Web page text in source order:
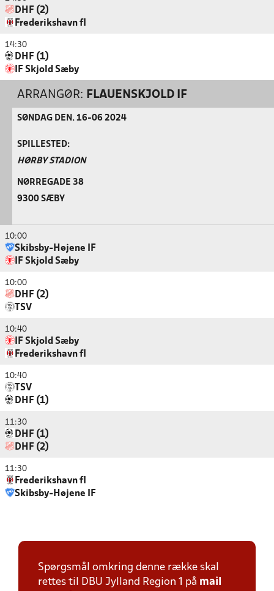
DHF (2)
Frederikshavn fI
14:30
DHF (1)
IF Skjold Sæby
ARRANGØR: FLAUENSKJOLD IF
SØNDAG DEN. 16-06 2024
SPILLESTED:
HØRBY STADION
NØRREGADE 38
9300 SÆBY
10:00
Skibsby-Højene IF
IF Skjold Sæby
10:00
DHF (2)
TSV
10:40
IF Skjold Sæby
Frederikshavn fI
10:40
TSV
DHF (1)
11:30
DHF (1)
DHF (2)
11:30
Frederikshavn fI
Skibsby-Højene IF
Spørgsmål omkring denne række skal
rettes til DBU Jylland Region 1 på mail